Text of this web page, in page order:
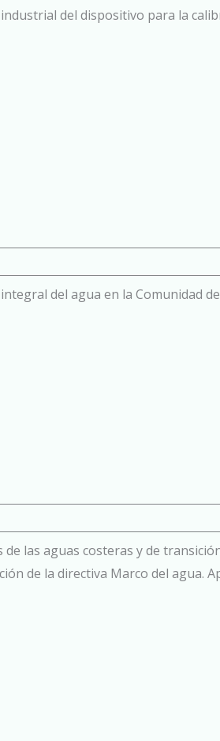
del dispositivo para la
del agua en la Comunidad
las aguas costeras y de
de la directiva Marco del agua.